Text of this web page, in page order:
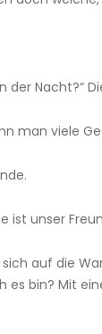
der
man viele
unser
auf die
bin? Mit